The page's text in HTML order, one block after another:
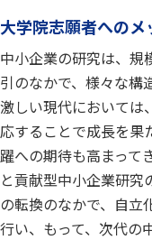
大学院志願者へのメ
中小企業の研究は、規
引のなかで、様々な構
激しい現代においては
応することで成長を果
躍への期待も高まって
と貢献型中小企業研究
の転換のなかで、自立
行い、もって、次代の